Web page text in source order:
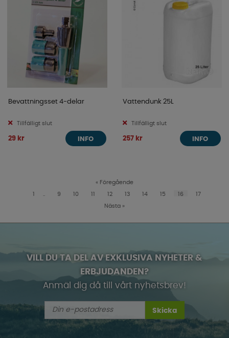
Bevattningsset 4-delar
Tillfälligt slut
29 kr INFO
Vattendunk 25L
Tillfälligt slut
257 kr INFO
« Föregående
1 9 10 11 12 13 14 15 16 17
Nästa »
VILL DU TA DEL AV EXKLUSIVA NYHETER &
ERBJUDANDEN?
Anmäl dig då till vårt nyhetsbrev!
Skicka